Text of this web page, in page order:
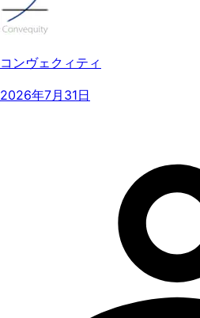
コンヴェクィティ
2026年7月31日